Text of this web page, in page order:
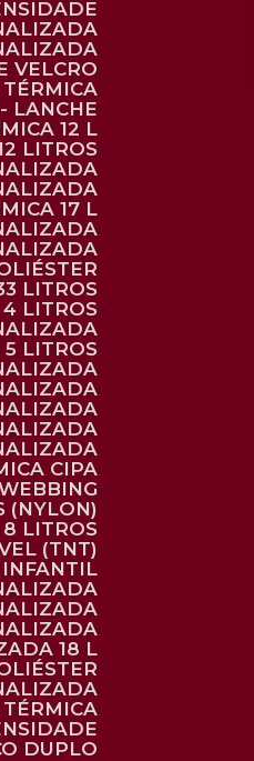
VELCRO
TÉRMICA
LANCHE
12 L
LITROS
17 L
LITROS
4 LITROS
5 LITROS
CIPA
(NYLON)
8 LITROS
(TNT)
INFANTIL
18 L
TÉRMICA
DUPLO